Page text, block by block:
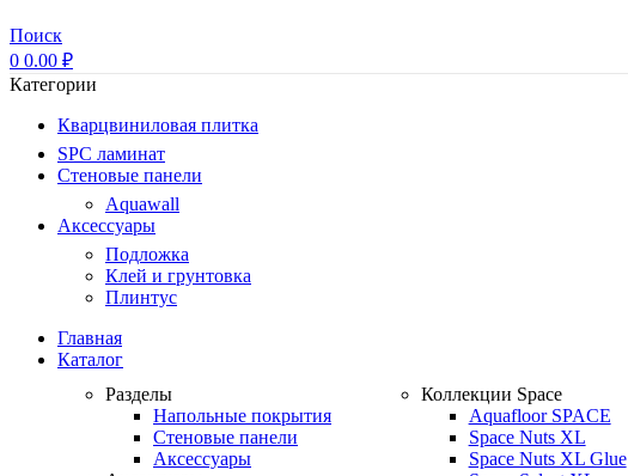
Поиск
0 0.00 ₽
Категории
Кварцвиниловая плитка
SPC ламинат
Стеновые панели
Aquawall
Аксессуары
Подложка
Клей и грунтовка
Плинтус
Главная
Каталог
Разделы
Напольные покрытия
Стеновые панели
Аксессуары
Коллекции Space
Aquafloor SPACE
Space Nuts XL
Space Nuts XL Glue